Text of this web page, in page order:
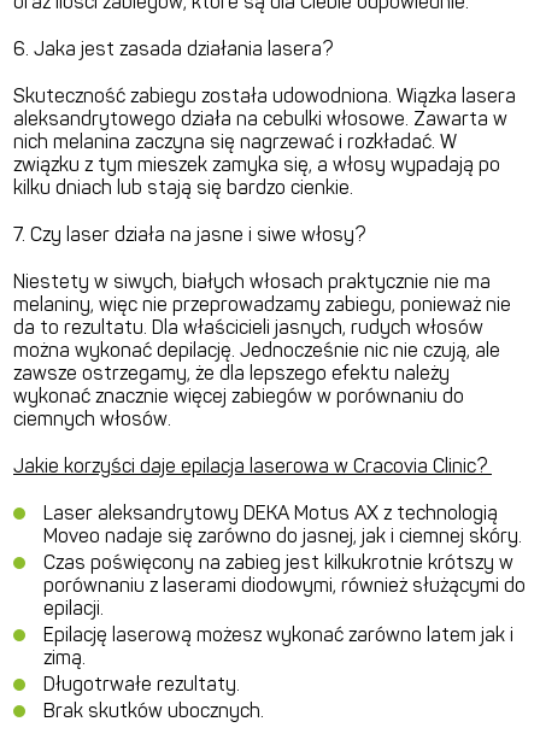
6. Jaka jest zasada działania lasera?
Skuteczność zabiegu została udowodniona. Wiązka lasera
aleksandrytowego działa na cebulki włosowe. Zawarta w
nich melanina zaczyna się nagrzewać i rozkładać. W
związku z tym mieszek zamyka się, a włosy wypadają po
kilku dniach lub stają się bardzo cienkie.
7. Czy laser działa na jasne i siwe włosy?
Niestety w siwych, białych włosach praktycznie nie ma
melaniny, więc nie przeprowadzamy zabiegu, ponieważ nie
da to rezultatu. Dla właścicieli jasnych, rudych włosów
można wykonać depilację. Jednocześnie nic nie czują, ale
zawsze ostrzegamy, że dla lepszego efektu należy
wykonać znacznie więcej zabiegów w porównaniu do
ciemnych włosów.
Jakie korzyści daje epilacja laserowa w Cracovia Clinic?
Laser aleksandrytowy DEKA Motus AX z technologią
Moveo nadaje się zarówno do jasnej, jak i ciemnej skóry.
Czas poświęcony na zabieg jest kilkukrotnie krótszy w
porównaniu z laserami diodowymi, również służącymi do
epilacji.
Epilację laserową możesz wykonać zarówno latem jak i
zimą.
Długotrwałe rezultaty.
Brak skutków ubocznych.